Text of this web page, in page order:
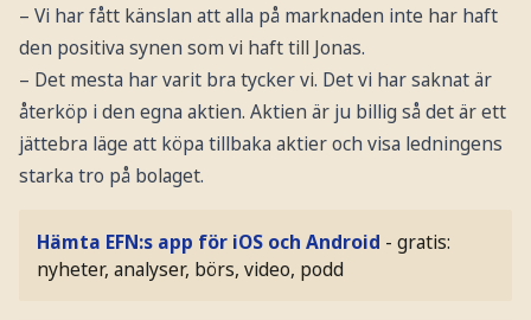
– Vi har fått känslan att alla på marknaden inte har haft
den positiva synen som vi haft till Jonas.
– Det mesta har varit bra tycker vi. Det vi har saknat är
återköp i den egna aktien. Aktien är ju billig så det är ett
jättebra läge att köpa tillbaka aktier och visa ledningens
starka tro på bolaget.
Hämta EFN:s app för iOS och Android - gratis:
nyheter, analyser, börs, video, podd